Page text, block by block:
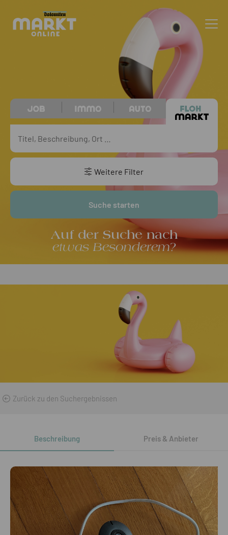
Auf der Suche nach
etwas Besonderem?
Weitere Filter
Suche starten
Zurück zu den Suchergebnissen
Beschreibung Preis & Anbieter